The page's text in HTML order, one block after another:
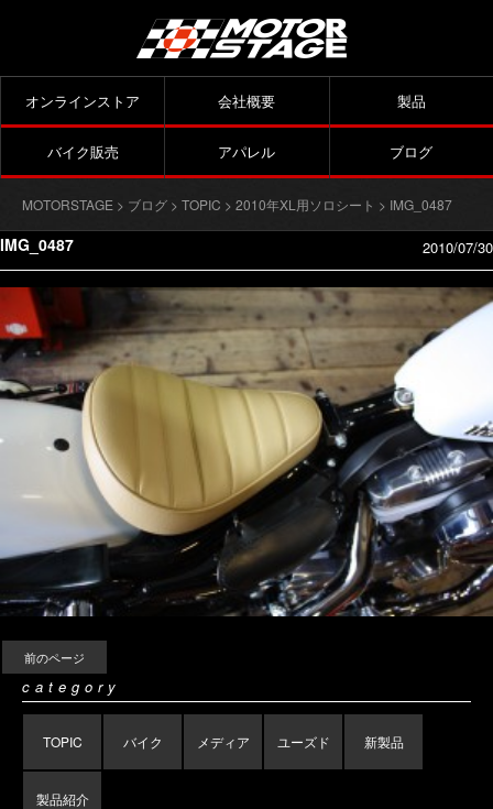
オンラインストア 会社概要 製品
バイク販売 アパレル ブログ
MOTORSTAGE > ブログ > TOPIC > 2010年XL用ソロシート > IMG_0487
IMG_0487 2010/07/30
前のページ
category
TOPIC バイク メディア ユーズド 新製品
製品紹介